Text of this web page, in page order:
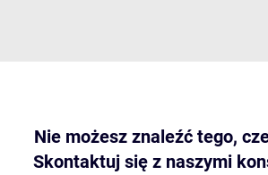
Nie możesz znaleźć tego,
Skontaktuj się z naszymi